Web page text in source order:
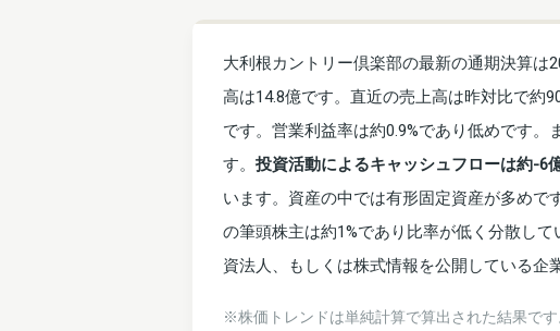
大利根カントリー倶楽部の最新の通期決算は
高は14.8億です。直近の売上高は昨対比で約
です。営業利益率は約0.9%であり低めです。
す。 投資活動によるキャッシュフローは約-6
います。資産の中では有形固定資産が多めで
の筆頭株主は約1%であり比率が低く分散し
資法人、もしくは株式情報を公開している企
※株価トレンドは単純計算で算出された結果で